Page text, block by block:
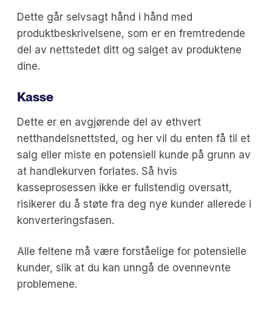
Dette går selvsagt hånd i hånd med
produktbeskrivelsene, som er en fremtredende
del av nettstedet ditt og salget av produktene
dine.
Kasse
Dette er en avgjørende del av ethvert
netthandelsnettsted, og her vil du enten få til et
salg eller miste en potensiell kunde på grunn av
at handlekurven forlates. Så hvis
kasseprosessen ikke er fullstendig oversatt,
risikerer du å støte fra deg nye kunder allerede i
konverteringsfasen.
Alle feltene må være forståelige for potensielle
kunder, slik at du kan unngå de ovennevnte
problemene.